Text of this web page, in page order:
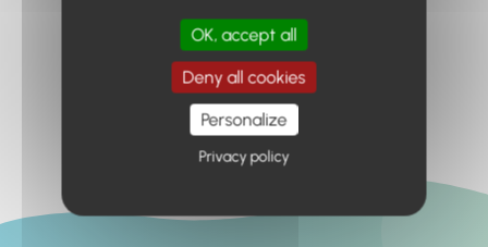
Retour à l'accueil
OK, accept all
Deny all cookies
Personalize
Privacy policy